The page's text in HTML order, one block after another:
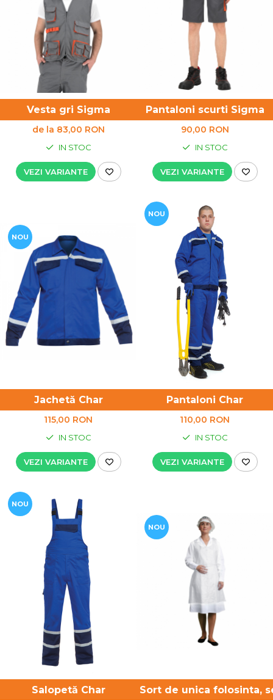
Vesta gri Sigma
de la 83,00 RON
IN STOC
VEZI VARIANTE
Pantaloni scurti Sigma
90,00 RON
IN STOC
VEZI VARIANTE
NOU
Jachetă Char
115,00 RON
IN STOC
VEZI VARIANTE
NOU
Pantaloni Char
110,00 RON
IN STOC
VEZI VARIANTE
NOU
Salopetă Char
NOU
Sort de unica folosinta,